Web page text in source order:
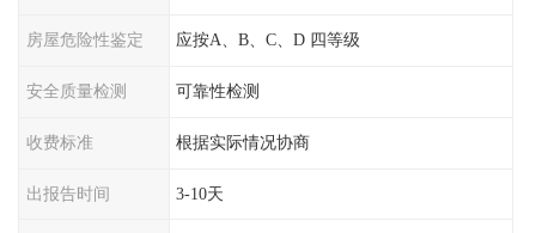
房屋危险性鉴定 应按A、B、C、D 四等级
安全质量检测 可靠性检测
收费标准 根据实际情况协商
出报告时间 3-10天